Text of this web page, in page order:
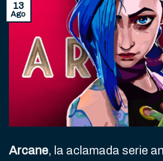
13
Ago
Arcane, la aclamada serie